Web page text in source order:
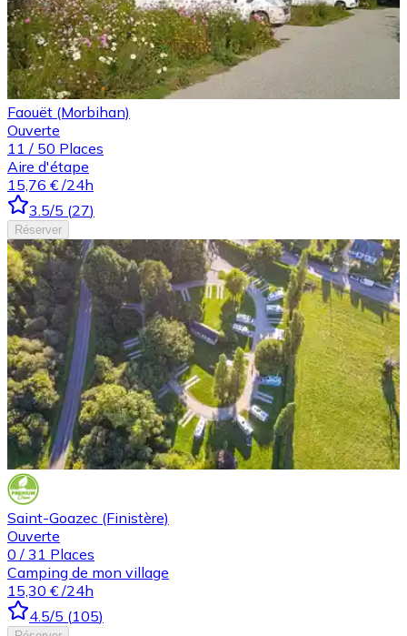
Faouët (Morbihan)
Ouverte
11 / 50 Places
Aire d'étape
15,76 € /24h
3.5/5 (27)
Réserver
Saint-Goazec (Finistère)
Ouverte
0 / 31 Places
Camping de mon village
15,30 € /24h
4.5/5 (105)